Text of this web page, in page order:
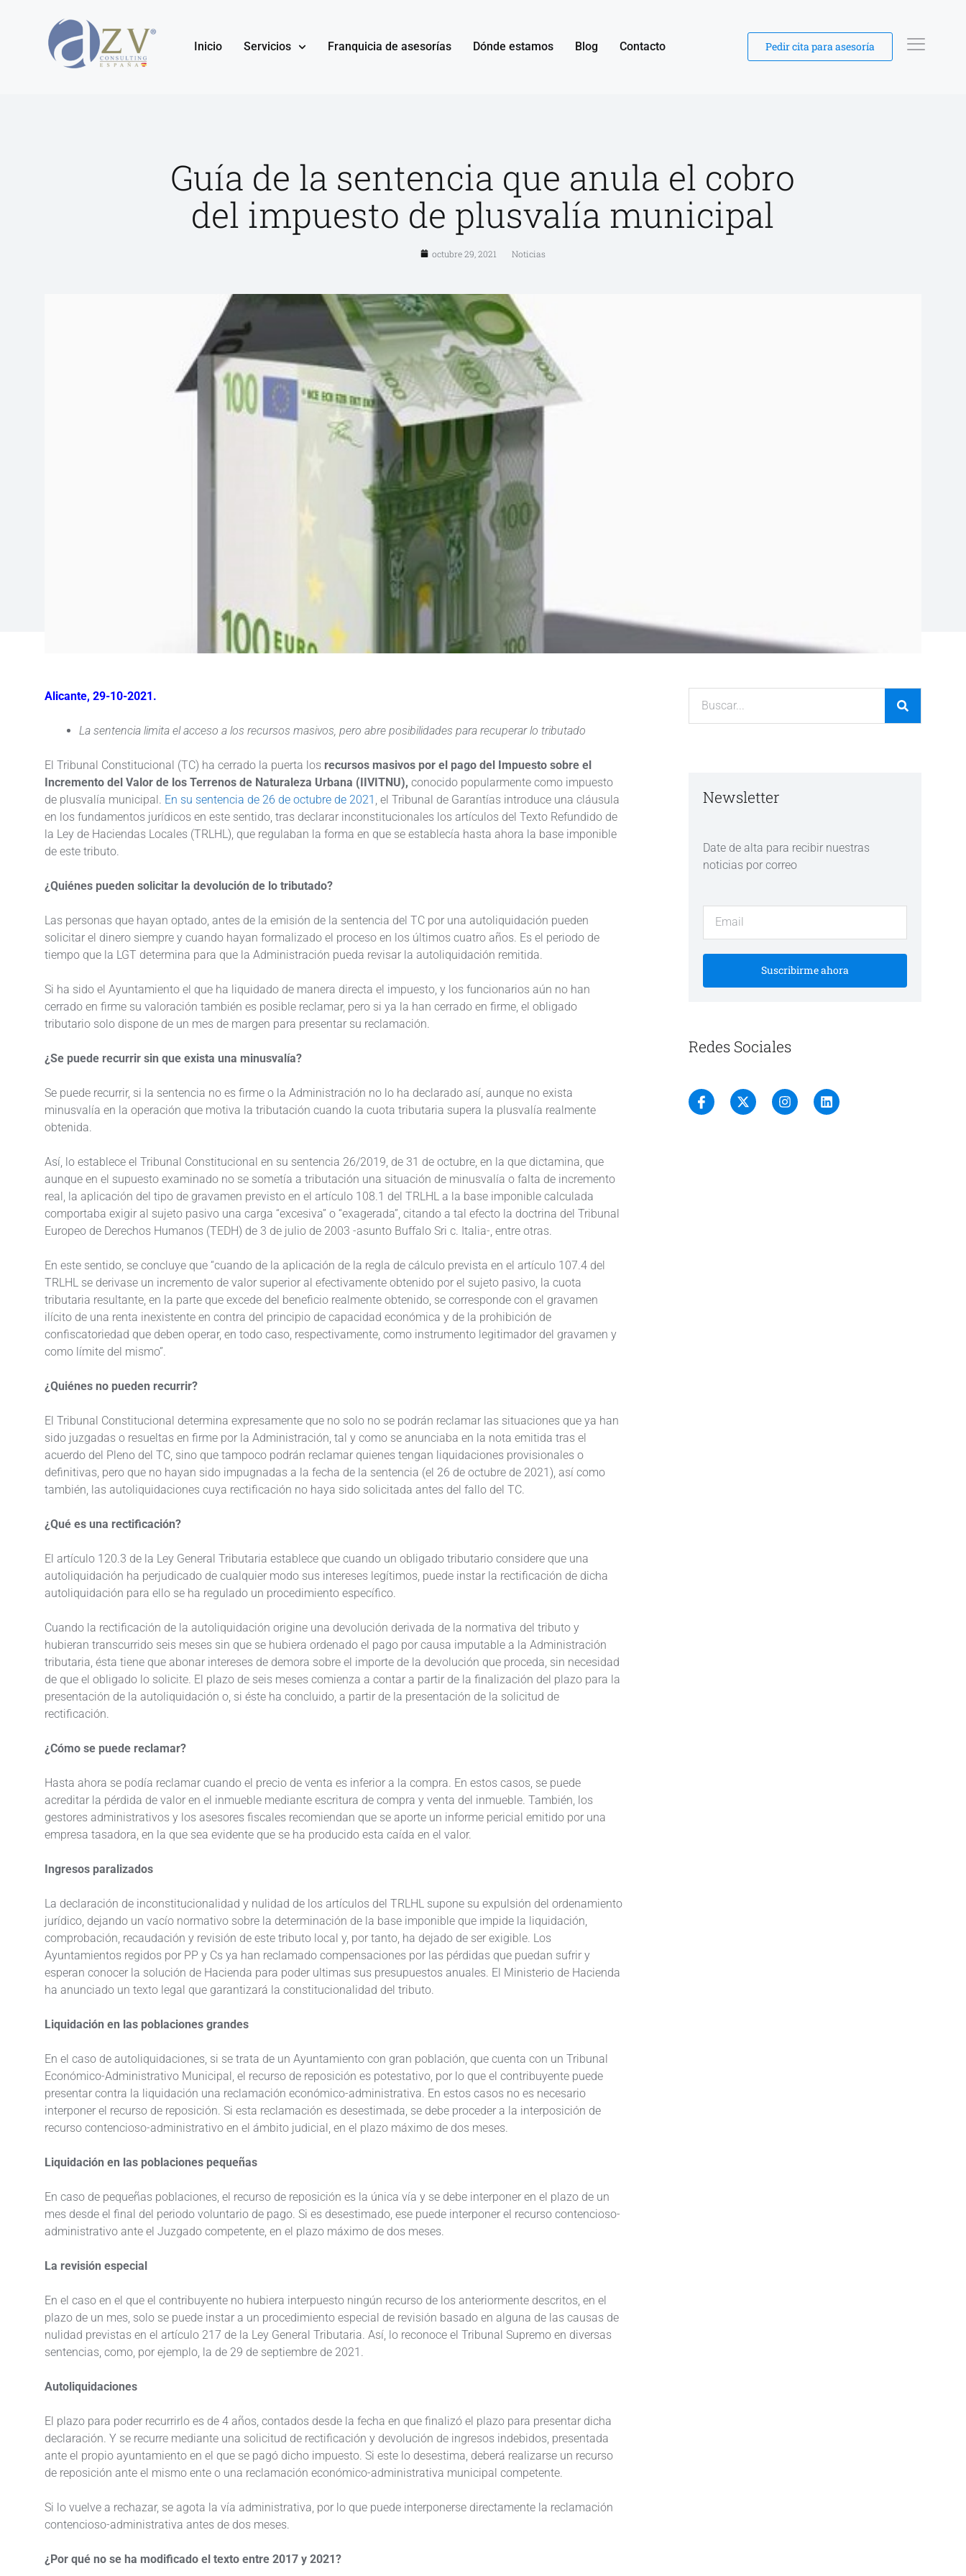
Inicio Servicios Franquicia de asesorías Dónde estamos Blog Contacto Pedir cita para asesoría
Guía de la sentencia que anula el cobro
del impuesto de plusvalía municipal
octubre 29, 2021 Noticias
Alicante, 29-10-2021.
La sentencia limita el acceso a los recursos masivos, pero abre posibilidades para recuperar lo tributado
El Tribunal Constitucional (TC) ha cerrado la puerta los recursos masivos por el pago del Impuesto sobre el
Incremento del Valor de los Terrenos de Naturaleza Urbana (IIVITNU), conocido popularmente como impuesto
de plusvalía municipal. En su sentencia de 26 de octubre de 2021 , el Tribunal de Garantías introduce una cláusula
en los fundamentos jurídicos en este sentido, tras declarar inconstitucionales los artículos del Texto Refundido de
la Ley de Haciendas Locales (TRLHL), que regulaban la forma en que se establecía hasta ahora la base imponible
de este tributo.
¿Quiénes pueden solicitar la devolución de lo tributado?
Las personas que hayan optado, antes de la emisión de la sentencia del TC por una autoliquidación pueden
solicitar el dinero siempre y cuando hayan formalizado el proceso en los últimos cuatro años. Es el periodo de
tiempo que la LGT determina para que la Administración pueda revisar la autoliquidación remitida.
Si ha sido el Ayuntamiento el que ha liquidado de manera directa el impuesto, y los funcionarios aún no han
cerrado en firme su valoración también es posible reclamar, pero si ya la han cerrado en firme, el obligado
tributario solo dispone de un mes de margen para presentar su reclamación.
¿Se puede recurrir sin que exista una minusvalía?
Se puede recurrir, si la sentencia no es firme o la Administración no lo ha declarado así, aunque no exista
minusvalía en la operación que motiva la tributación cuando la cuota tributaria supera la plusvalía realmente
obtenida.
Así, lo establece el Tribunal Constitucional en su sentencia 26/2019, de 31 de octubre, en la que dictamina, que
aunque en el supuesto examinado no se sometía a tributación una situación de minusvalía o falta de incremento
real, la aplicación del tipo de gravamen previsto en el artículo 108.1 del TRLHL a la base imponible calculada
comportaba exigir al sujeto pasivo una carga “excesiva” o “exagerada”, citando a tal efecto la doctrina del Tribunal
Europeo de Derechos Humanos (TEDH) de 3 de julio de 2003 -asunto Buffalo Sri c. Italia-, entre otras.
En este sentido, se concluye que “cuando de la aplicación de la regla de cálculo prevista en el artículo 107.4 del
TRLHL se derivase un incremento de valor superior al efectivamente obtenido por el sujeto pasivo, la cuota
tributaria resultante, en la parte que excede del beneficio realmente obtenido, se corresponde con el gravamen
ilícito de una renta inexistente en contra del principio de capacidad económica y de la prohibición de
confiscatoriedad que deben operar, en todo caso, respectivamente, como instrumento legitimador del gravamen y
como límite del mismo”.
¿Quiénes no pueden recurrir?
El Tribunal Constitucional determina expresamente que no solo no se podrán reclamar las situaciones que ya han
sido juzgadas o resueltas en firme por la Administración, tal y como se anunciaba en la nota emitida tras el
acuerdo del Pleno del TC, sino que tampoco podrán reclamar quienes tengan liquidaciones provisionales o
definitivas, pero que no hayan sido impugnadas a la fecha de la sentencia (el 26 de octubre de 2021), así como
también, las autoliquidaciones cuya rectificación no haya sido solicitada antes del fallo del TC.
¿Qué es una rectificación?
El artículo 120.3 de la Ley General Tributaria establece que cuando un obligado tributario considere que una
autoliquidación ha perjudicado de cualquier modo sus intereses legítimos, puede instar la rectificación de dicha
autoliquidación para ello se ha regulado un procedimiento específico.
Cuando la rectificación de la autoliquidación origine una devolución derivada de la normativa del tributo y
hubieran transcurrido seis meses sin que se hubiera ordenado el pago por causa imputable a la Administración
tributaria, ésta tiene que abonar intereses de demora sobre el importe de la devolución que proceda, sin necesidad
de que el obligado lo solicite. El plazo de seis meses comienza a contar a partir de la finalización del plazo para la
presentación de la autoliquidación o, si éste ha concluido, a partir de la presentación de la solicitud de
rectificación.
¿Cómo se puede reclamar?
Hasta ahora se podía reclamar cuando el precio de venta es inferior a la compra. En estos casos, se puede
acreditar la pérdida de valor en el inmueble mediante escritura de compra y venta del inmueble. También, los
gestores administrativos y los asesores fiscales recomiendan que se aporte un informe pericial emitido por una
empresa tasadora, en la que sea evidente que se ha producido esta caída en el valor.
Ingresos paralizados
La declaración de inconstitucionalidad y nulidad de los artículos del TRLHL supone su expulsión del ordenamiento
jurídico, dejando un vacío normativo sobre la determinación de la base imponible que impide la liquidación,
comprobación, recaudación y revisión de este tributo local y, por tanto, ha dejado de ser exigible. Los
Ayuntamientos regidos por PP y Cs ya han reclamado compensaciones por las pérdidas que puedan sufrir y
esperan conocer la solución de Hacienda para poder ultimas sus presupuestos anuales. El Ministerio de Hacienda
ha anunciado un texto legal que garantizará la constitucionalidad del tributo.
Liquidación en las poblaciones grandes
En el caso de autoliquidaciones, si se trata de un Ayuntamiento con gran población, que cuenta con un Tribunal
Económico-Administrativo Municipal, el recurso de reposición es potestativo, por lo que el contribuyente puede
presentar contra la liquidación una reclamación económico-administrativa. En estos casos no es necesario
interponer el recurso de reposición. Si esta reclamación es desestimada, se debe proceder a la interposición de
recurso contencioso-administrativo en el ámbito judicial, en el plazo máximo de dos meses.
Liquidación en las poblaciones pequeñas
En caso de pequeñas poblaciones, el recurso de reposición es la única vía y se debe interponer en el plazo de un
mes desde el final del periodo voluntario de pago. Si es desestimado, ese puede interponer el recurso contencioso-
administrativo ante el Juzgado competente, en el plazo máximo de dos meses.
La revisión especial
En el caso en el que el contribuyente no hubiera interpuesto ningún recurso de los anteriormente descritos, en el
plazo de un mes, solo se puede instar a un procedimiento especial de revisión basado en alguna de las causas de
nulidad previstas en el artículo 217 de la Ley General Tributaria. Así, lo reconoce el Tribunal Supremo en diversas
sentencias, como, por ejemplo, la de 29 de septiembre de 2021.
Autoliquidaciones
El plazo para poder recurrirlo es de 4 años, contados desde la fecha en que finalizó el plazo para presentar dicha
declaración. Y se recurre mediante una solicitud de rectificación y devolución de ingresos indebidos, presentada
ante el propio ayuntamiento en el que se pagó dicho impuesto. Si este lo desestima, deberá realizarse un recurso
de reposición ante el mismo ente o una reclamación económico-administrativa municipal competente.
Si lo vuelve a rechazar, se agota la vía administrativa, por lo que puede interponerse directamente la reclamación
contencioso-administrativa antes de dos meses.
¿Por qué no se ha modificado el texto entre 2017 y 2021?
Newsletter
Date de alta para recibir nuestras
noticias por correo
Suscribirme ahora
Redes Sociales